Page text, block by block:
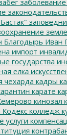
Благодырь Иван
импорт
государства
елка
чехарда кадры
карате
кинозал
Кодекс колледж
услуги